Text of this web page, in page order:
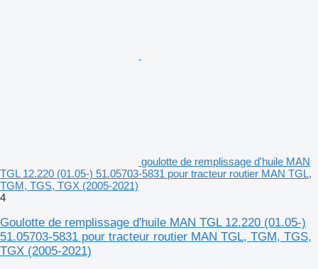
goulotte de remplissage d'huile MAN
TGL 12.220 (01.05-) 51.05703-5831 pour tracteur routier MAN TGL,
TGM, TGS, TGX (2005-2021)
4
Goulotte de remplissage d'huile MAN TGL 12.220 (01.05-)
51.05703-5831 pour tracteur routier MAN TGL, TGM, TGS,
TGX (2005-2021)